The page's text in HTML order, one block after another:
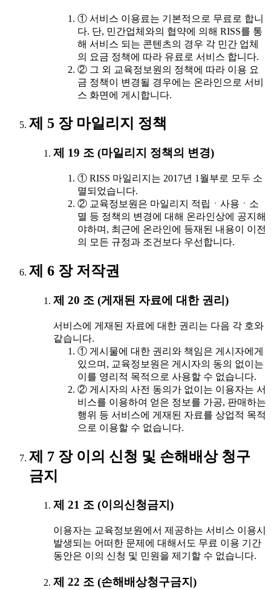
① 서비스 이용료는 기본적으로 무료로 합니
다. 단, 민간업체와의 협약에 의해 RISS를 통
해 서비스 되는 콘텐츠의 경우 각 민간 업체
의 요금 정책에 따라 유료로 서비스 합니다.
② 그 외 교육정보원의 정책에 따라 이용 요
금 정책이 변경될 경우에는 온라인으로 서비
스 화면에 게시합니다.
제 5 장 마일리지 정책
제 19 조 (마일리지 정책의 변경)
① RISS 마일리지는 2017년 1월부로 모두 소
멸되었습니다.
② 교육정보원은 마일리지 적립ㆍ사용ㆍ소
멸 등 정책의 변경에 대해 온라인상에 공지해
야하며, 최근에 온라인에 등재된 내용이 이전
의 모든 규정과 조건보다 우선합니다.
제 6 장 저작권
제 20 조 (게재된 자료에 대한 권리)
서비스에 게재된 자료에 대한 권리는 다음 각 호와
같습니다.
① 게시물에 대한 권리와 책임은 게시자에게
있으며, 교육정보원은 게시자의 동의 없이는
이를 영리적 목적으로 사용할 수 없습니다.
② 게시자의 사전 동의가 없이는 이용자는 서
비스를 이용하여 얻은 정보를 가공, 판매하는
행위 등 서비스에 게재된 자료를 상업적 목적
으로 이용할 수 없습니다.
제 7 장 이의 신청 및 손해배상 청구
금지
제 21 조 (이의신청금지)
이용자는 교육정보원에서 제공하는 서비스 이용시
발생되는 어떠한 문제에 대해서도 무료 이용 기간
동안은 이의 신청 및 민원을 제기할 수 없습니다.
제 22 조 (손해배상청구금지)